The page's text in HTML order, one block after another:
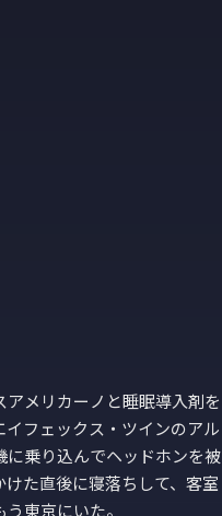
メリカーノと睡眠導入剤を
フェックス・ツインのアル
乗り込んでヘッドホンを被
た直後に寝落ちして、客室
東京にいた。